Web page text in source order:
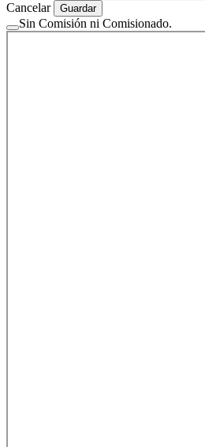
Cancelar
Guardar
Sin Comisión ni Comisionado.